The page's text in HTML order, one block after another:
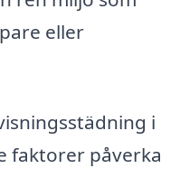
eller
i
faktorer påverka